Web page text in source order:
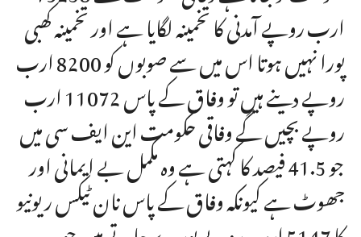
ارب روپے آمدنی کا تخمینہ لگایا ہے اور تخمینہ کھبی
پورا نہیں ہوتا اس میں سے صوبوں کو 8200 ارب
روپے دینے ہیں تو وفاق کے پاس 11072 ارب
روپے بچیں گے وفاقی حکومت این ایف سی میں
جو 41.5 فیصد کا کہتی ہے وہ مکمل بے ایمانی اور
جھوٹ ہے کیونکہ وفاق کے پاس نان ٹیکس ریونیو